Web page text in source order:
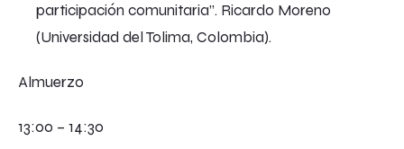
participación comunitaria”. Ricardo Moreno
(Universidad del Tolima, Colombia).
Almuerzo
13:00 – 14:30